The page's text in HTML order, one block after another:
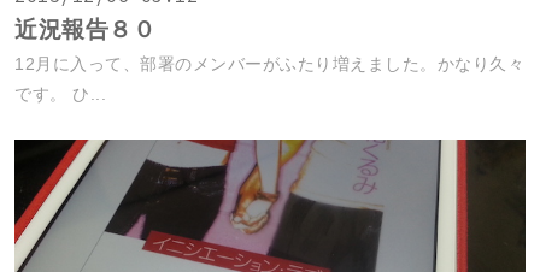
近況報告８０
12月に入って、部署のメンバーがふたり増えました。かなり久々
です。 ひ...